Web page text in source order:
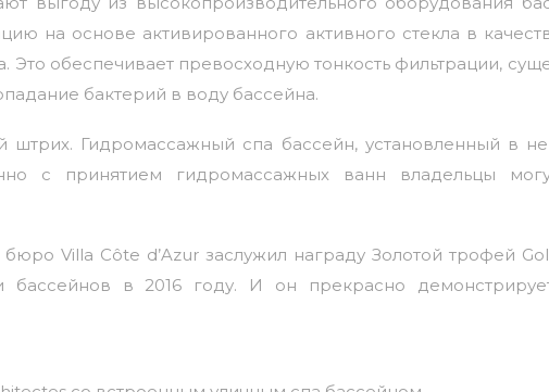
на основе активированного активного стекла в
Это обеспечивает превосходную тонкость фильтрации,
бактерий в воду бассейна.
Гидромассажный спа бассейн, установленный в
с принятием гидромассажных ванн владельцы
бюро Villa Côte d’Azur заслужил награду Золотой трофей
бассейнов в 2016 году. И он прекрасно